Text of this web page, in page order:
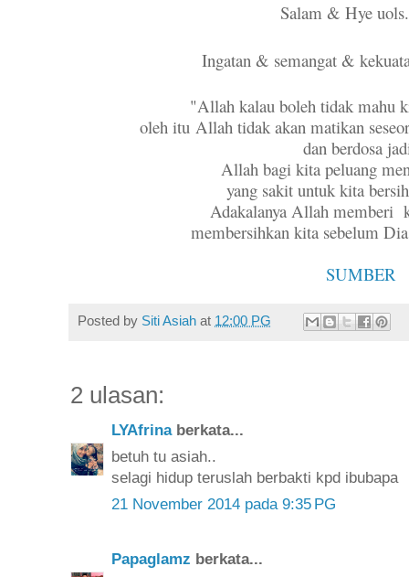
Salam & Hye
Ingatan & semangat &
"Allah kalau boleh tidak mahu
oleh itu Allah tidak akan matikan
dan berdosa
Allah bagi kita peluang
yang sakit untuk kita
Adakalanya Allah memberi
membersihkan kita sebelum
SUMBER
Posted by Siti Asiah at 12:00 PG
2 ulasan:
LYAfrinaberkata...
betuh tu asiah..
selagi hidup teruslah berbakti kpd ibubapa
21 November 2014 pada 9:35 PG
Papaglamz berkata...